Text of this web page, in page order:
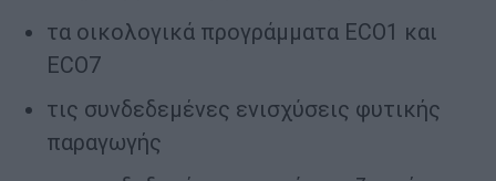
τα οικολογικά προγράμματα ECO1 και
ECO7
τις συνδεδεμένες ενισχύσεις φυτικής
παραγωγής